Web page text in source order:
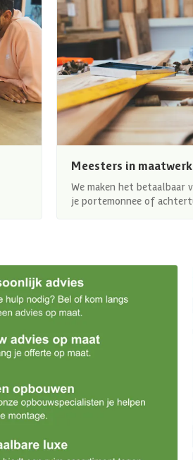
Meesters in maatwerk
We maken het betaalbaar
je portemonnee of